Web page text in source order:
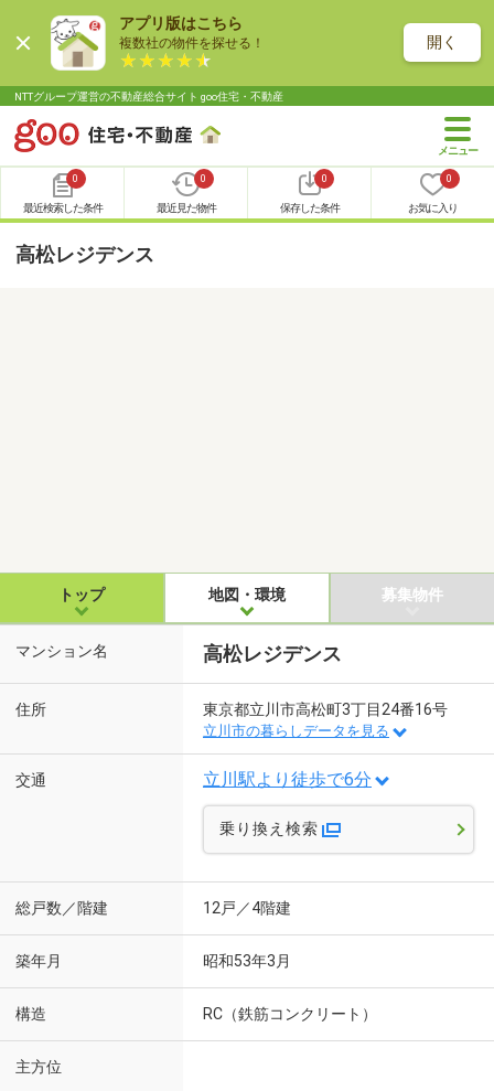
アプリ版はこちら
複数社の物件を探せる！ 開く
NTTグループ運営の不動産総合サイト goo住宅・不動産
0
最近検索した条件
0
最近見た物件
0
保存した条件
0
お気に入り
高松レジデンス
トップ 地図・環境 募集物件
マンション名 高松レジデンス
住所 東京都立川市高松町3丁目24番16号
立川市の暮らしデータを見る
交通 立川駅より徒歩で6分
乗り換え検索
総戸数／階建 12戸／4階建
築年月 昭和53年3月
構造 RC（鉄筋コンクリート）
主方位